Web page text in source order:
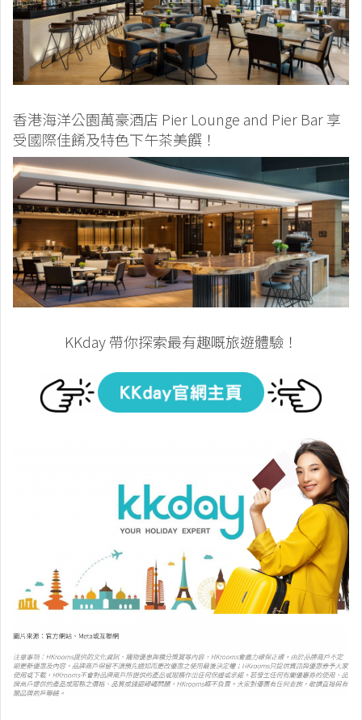
香港海洋公園萬豪酒店 Pier Lounge and Pier Bar 享
受國際佳餚及特色下午茶美饌！
KKday 帶你探索最有趣嘅旅遊體驗！